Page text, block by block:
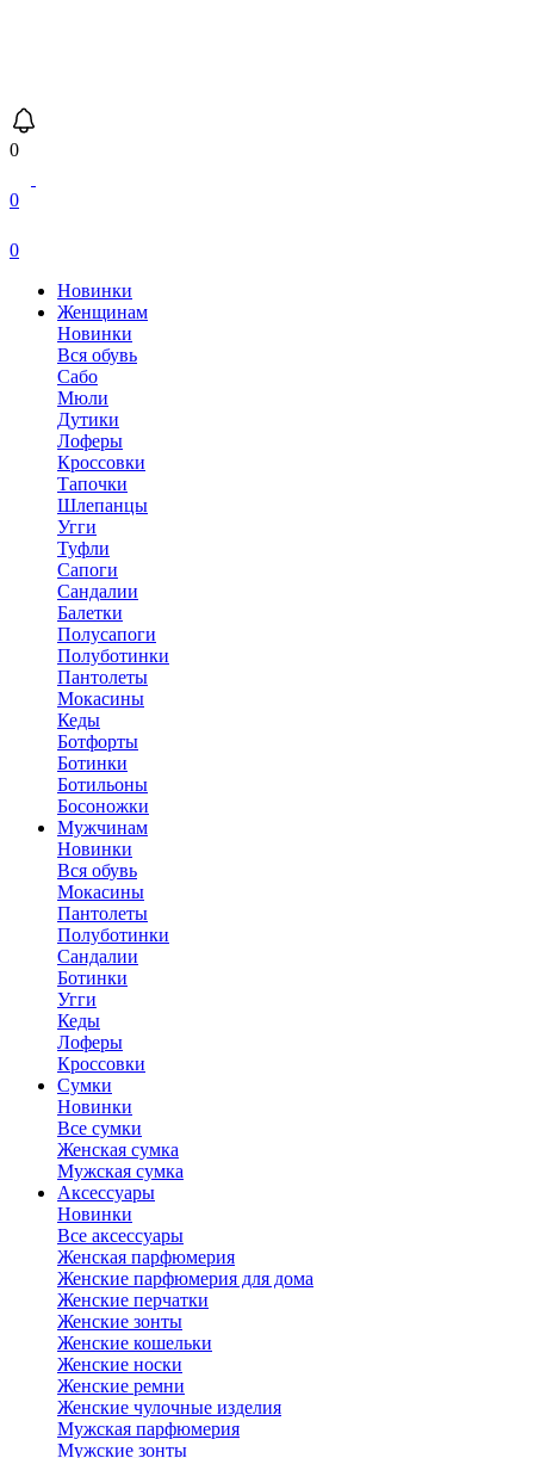
0
0
0
Новинки
Женщинам
Новинки
Вся обувь
Сабо
Мюли
Дутики
Лоферы
Кроссовки
Тапочки
Шлепанцы
Угги
Туфли
Сапоги
Сандалии
Балетки
Полусапоги
Полуботинки
Пантолеты
Мокасины
Кеды
Ботфорты
Ботинки
Ботильоны
Босоножки
Мужчинам
Новинки
Вся обувь
Мокасины
Пантолеты
Полуботинки
Сандалии
Ботинки
Угги
Кеды
Лоферы
Кроссовки
Сумки
Новинки
Все сумки
Женская сумка
Мужская сумка
Аксессуары
Новинки
Все аксессуары
Женская парфюмерия
Женские парфюмерия для дома
Женские перчатки
Женские зонты
Женские кошельки
Женские носки
Женские ремни
Женские чулочные изделия
Мужская парфюмерия
Мужские зонты